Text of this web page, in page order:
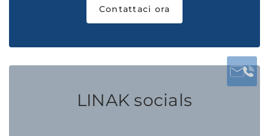
Contattaci ora
LINAK socials